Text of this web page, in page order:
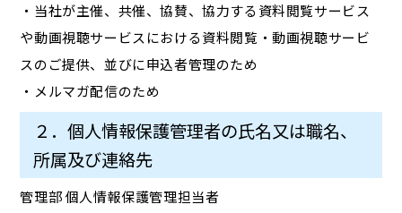
・当社が主催、共催、協賛、協力する資料閲覧サービス
や動画視聴サービスにおける資料閲覧・動画視聴サービ
スのご提供、並びに申込者管理のため
・メルマガ配信のため
２．個人情報保護管理者の氏名又は職名、
所属及び連絡先
管理部 個人情報保護管理担当者